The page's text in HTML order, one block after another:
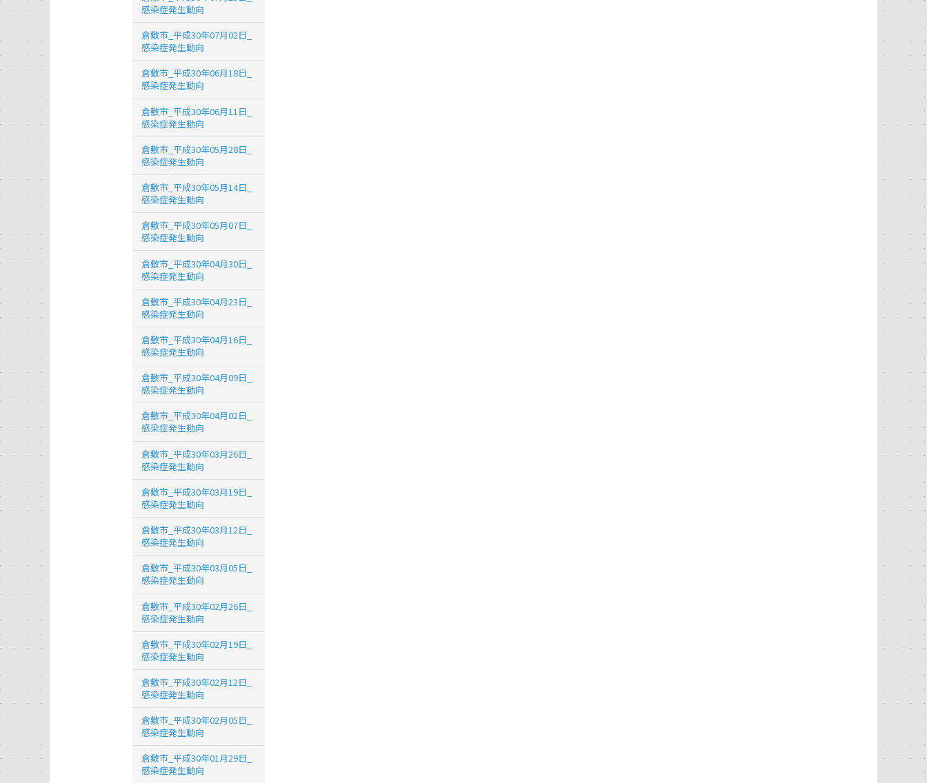
感染症発生動向
倉敷市_平成30年07月02日_
感染症発生動向
倉敷市_平成30年06月18日_
感染症発生動向
倉敷市_平成30年06月11日_
感染症発生動向
倉敷市_平成30年05月28日_
感染症発生動向
倉敷市_平成30年05月14日_
感染症発生動向
倉敷市_平成30年05月07日_
感染症発生動向
倉敷市_平成30年04月30日_
感染症発生動向
倉敷市_平成30年04月23日_
感染症発生動向
倉敷市_平成30年04月16日_
感染症発生動向
倉敷市_平成30年04月09日_
感染症発生動向
倉敷市_平成30年04月02日_
感染症発生動向
倉敷市_平成30年03月26日_
感染症発生動向
倉敷市_平成30年03月19日_
感染症発生動向
倉敷市_平成30年03月12日_
感染症発生動向
倉敷市_平成30年03月05日_
感染症発生動向
倉敷市_平成30年02月26日_
感染症発生動向
倉敷市_平成30年02月19日_
感染症発生動向
倉敷市_平成30年02月12日_
感染症発生動向
倉敷市_平成30年02月05日_
感染症発生動向
倉敷市_平成30年01月29日_
感染症発生動向